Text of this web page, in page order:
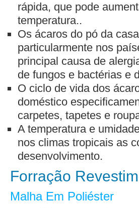
rápida, que pode
temperatura..
Os ácaros do pó da
particularmente nos
principal causa de
de fungos e bactérias e
O ciclo de vida dos
doméstico
carpetes, tapetes e
A temperatura e
nos climas tropicais as
desenvolvimento.
Forração
Malha Em Poliéster